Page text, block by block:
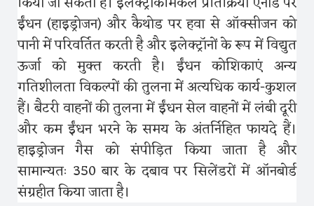
ईंधन (हाइड्रोजन) और कैथोड पर हवा से ऑक्सीजन को
पानी में परिवर्तित करती है और इलेक्ट्रॉनों के रूप में विद्युत
ऊर्जा को मुक्त करती है। ईंधन कोशिकाएं अन्य
गतिशीलता विकल्पों की तुलना में अत्यधिक कार्य-कुशल
हैं। बैटरी वाहनों की तुलना में ईंधन सेल वाहनों में लंबी दूरी
और कम ईंधन भरने के समय के अंतर्निहित फायदे हैं।
हाइड्रोजन गैस को संपीड़ित किया जाता है और
सामान्यतः 350बार के दबाव पर सिलेंडरों में ऑनबोर्ड
संग्रहीत किया जाता है।